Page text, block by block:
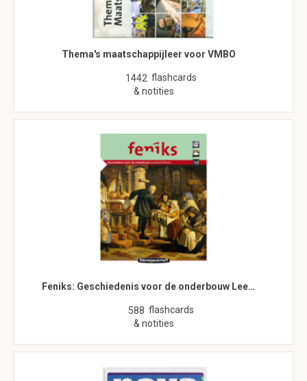
Thema's maatschappijleer voor VMBO
1442 flashcards
& notities
Feniks: Geschiedenis voor de onderbouw Lee…
588 flashcards
& notities